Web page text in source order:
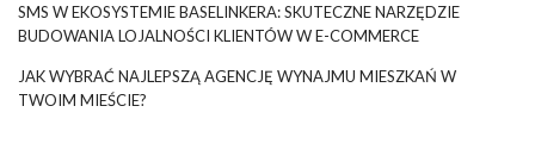
SMS W EKOSYSTEMIE BASELINKERA: SKUTECZNE NARZĘDZIE
BUDOWANIA LOJALNOŚCI KLIENTÓW W E-COMMERCE
JAK WYBRAĆ NAJLEPSZĄ AGENCJĘ WYNAJMU MIESZKAŃ W
TWOIM MIEŚCIE?